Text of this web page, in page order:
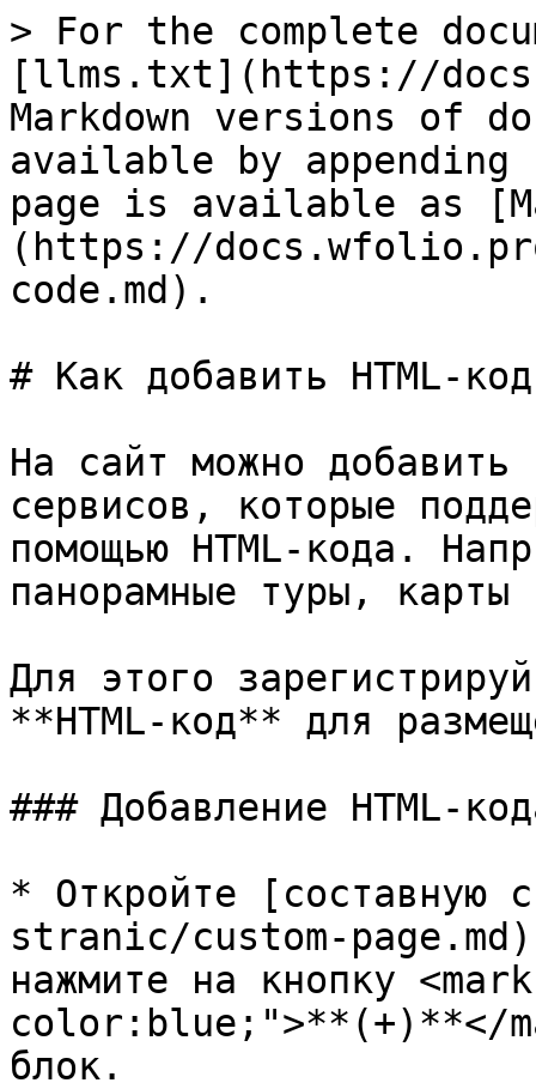
> For the complete
[llms.txt](https://
Markdown versions of
available by
page is available as
(https://
code.md).
# Как добавить HTML-код
На сайт можно добавить
сервисов, которые
помощью HTML-кода.
панорамные туры,
Для этого
**HTML-код** для
### Добавление HTML-
* Откройте
stranic/custom-
нажмите на кнопку
color:blue;">**(+)**</
блок.